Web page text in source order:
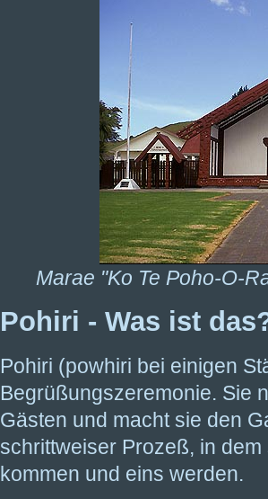
Marae "Ko Te Poho-O-
Pohiri - Was ist
Pohiri (powhiri bei einigen
Begrüßungszeremonie. Sie
Gästen und macht sie den
schrittweiser Prozeß, in
kommen und eins werden.